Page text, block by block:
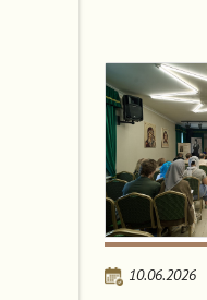
10.06.2026